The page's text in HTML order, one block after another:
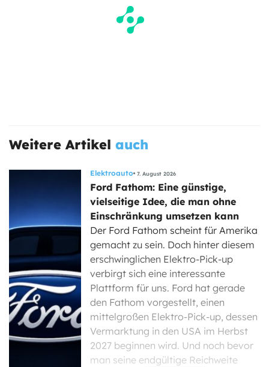
Weitere Artikel auch
Elektroauto 7. August 2026
Ford Fathom: Eine günstige,
vielseitige Idee, die man ohne
Einschränkung umsetzen kann
Der Ford Fathom scheint für Amerika
gemacht zu sein. Doch hinter diesem
erschwinglichen Elektro-Pick-up
verbirgt sich eine interessante
Plattform für uns. Ford hat gerade
den Fathom vorgestellt, einen
mittelgroßen Elektro-Pick-up, dessen
Vermarktung in den USA im Herbst
2027 beginnen wird. Und noch bevor
man seine endgültige Reichweite